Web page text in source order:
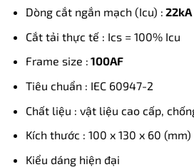
Dòng cắt ngắn mạch (Icu) : 22kA
Cắt tải thực tế : Ics = 100% Icu
Frame size : 100AF
Tiêu chuẩn : IEC 60947-2
Chất liệu : vật liệu cao cấp,
Kích thước : 100 x 130 x 60 (mm)
Kiểu dáng hiện đại